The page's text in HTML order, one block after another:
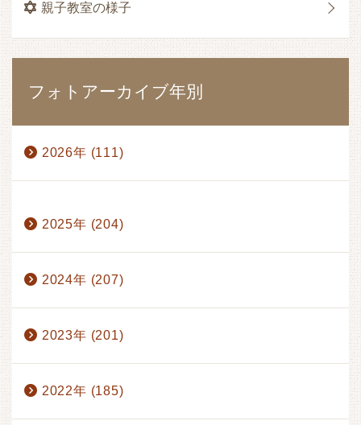
親子教室の様子
フォトアーカイブ年別
2026年 (111)
2025年 (204)
2024年 (207)
2023年 (201)
2022年 (185)